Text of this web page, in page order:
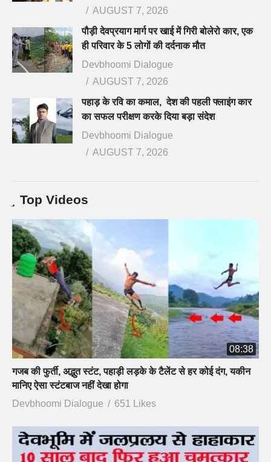
AUGUST 7, 2026
पौड़ी देवप्रयाग मार्ग पर खाई में गिरी बोलेरो कार, एक
ही परिवार के 5 लोगों की दर्दनाक मौत
Devbhoomi Dialogue
AUGUST 7, 2026
पहाड़ के रवि का कमाल, देश की पहली फ्लाइंग कार
का सफल परीक्षण करके दिया बड़ा संदेश
Devbhoomi Dialogue
AUGUST 7, 2026
Top Videos
08:38
गजब की फुर्ती, अद्भुत स्टंट, पहाड़ी लड़के के टैलेंट से हर कोई दंग, यकीन
मानिए ऐसा स्टंटबाज नहीं देखा होगा
Devbhoomi Dialogue
651 Likes